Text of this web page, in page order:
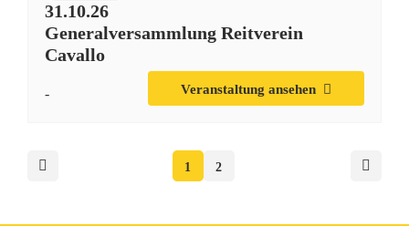
31.10.26
Generalversammlung Reitverein
Cavallo
- Veranstaltung ansehen
1 2